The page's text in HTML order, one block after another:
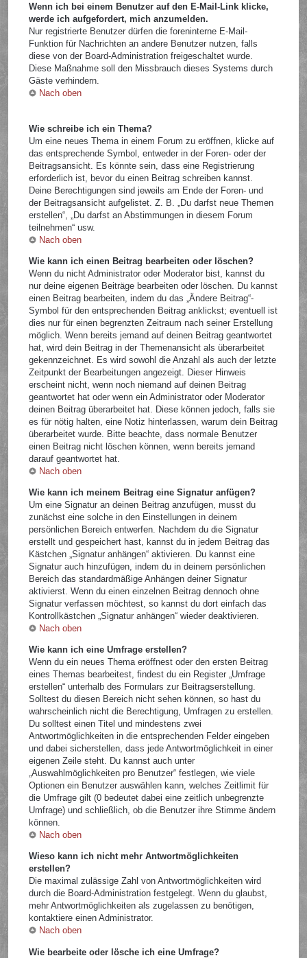
Wenn ich bei einem Benutzer auf den E-Mail-Link klicke,
werde ich aufgefordert, mich anzumelden.
Nur registrierte Benutzer dürfen die foreninterne E-Mail-
Funktion für Nachrichten an andere Benutzer nutzen, falls
diese von der Board-Administration freigeschaltet wurde.
Diese Maßnahme soll den Missbrauch dieses Systems durch
Gäste verhindern.
Nach oben
Wie schreibe ich ein Thema?
Um eine neues Thema in einem Forum zu eröffnen, klicke auf
das entsprechende Symbol, entweder in der Foren- oder der
Beitragsansicht. Es könnte sein, dass eine Registrierung
erforderlich ist, bevor du einen Beitrag schreiben kannst.
Deine Berechtigungen sind jeweils am Ende der Foren- und
der Beitragsansicht aufgelistet. Z. B. „Du darfst neue Themen
erstellen“, „Du darfst an Abstimmungen in diesem Forum
teilnehmen“ usw.
Nach oben
Wie kann ich einen Beitrag bearbeiten oder löschen?
Wenn du nicht Administrator oder Moderator bist, kannst du
nur deine eigenen Beiträge bearbeiten oder löschen. Du kannst
einen Beitrag bearbeiten, indem du das „Ändere Beitrag“-
Symbol für den entsprechenden Beitrag anklickst; eventuell ist
dies nur für einen begrenzten Zeitraum nach seiner Erstellung
möglich. Wenn bereits jemand auf deinen Beitrag geantwortet
hat, wird dein Beitrag in der Themenansicht als überarbeitet
gekennzeichnet. Es wird sowohl die Anzahl als auch der letzte
Zeitpunkt der Bearbeitungen angezeigt. Dieser Hinweis
erscheint nicht, wenn noch niemand auf deinen Beitrag
geantwortet hat oder wenn ein Administrator oder Moderator
deinen Beitrag überarbeitet hat. Diese können jedoch, falls sie
es für nötig halten, eine Notiz hinterlassen, warum dein Beitrag
überarbeitet wurde. Bitte beachte, dass normale Benutzer
einen Beitrag nicht löschen können, wenn bereits jemand
darauf geantwortet hat.
Nach oben
Wie kann ich meinem Beitrag eine Signatur anfügen?
Um eine Signatur an deinen Beitrag anzufügen, musst du
zunächst eine solche in den Einstellungen in deinem
persönlichen Bereich entwerfen. Nachdem du die Signatur
erstellt und gespeichert hast, kannst du in jedem Beitrag das
Kästchen „Signatur anhängen“ aktivieren. Du kannst eine
Signatur auch hinzufügen, indem du in deinem persönlichen
Bereich das standardmäßige Anhängen deiner Signatur
aktivierst. Wenn du einen einzelnen Beitrag dennoch ohne
Signatur verfassen möchtest, so kannst du dort einfach das
Kontrollkästchen „Signatur anhängen“ wieder deaktivieren.
Nach oben
Wie kann ich eine Umfrage erstellen?
Wenn du ein neues Thema eröffnest oder den ersten Beitrag
eines Themas bearbeitest, findest du ein Register „Umfrage
erstellen“ unterhalb des Formulars zur Beitragserstellung.
Solltest du diesen Bereich nicht sehen können, so hast du
wahrscheinlich nicht die Berechtigung, Umfragen zu erstellen.
Du solltest einen Titel und mindestens zwei
Antwortmöglichkeiten in die entsprechenden Felder eingeben
und dabei sicherstellen, dass jede Antwortmöglichkeit in einer
eigenen Zeile steht. Du kannst auch unter
„Auswahlmöglichkeiten pro Benutzer“ festlegen, wie viele
Optionen ein Benutzer auswählen kann, welches Zeitlimit für
die Umfrage gilt (0 bedeutet dabei eine zeitlich unbegrenzte
Umfrage) und schließlich, ob die Benutzer ihre Stimme ändern
können.
Nach oben
Wieso kann ich nicht mehr Antwortmöglichkeiten
erstellen?
Die maximal zulässige Zahl von Antwortmöglichkeiten wird
durch die Board-Administration festgelegt. Wenn du glaubst,
mehr Antwortmöglichkeiten als zugelassen zu benötigen,
kontaktiere einen Administrator.
Nach oben
Wie bearbeite oder lösche ich eine Umfrage?